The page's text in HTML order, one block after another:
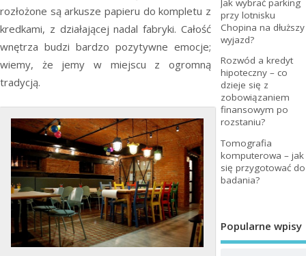
rozłożone są arkusze papieru do kompletu z
kredkami, z działającej nadal fabryki. Całość
wnętrza budzi bardzo pozytywne emocje;
wiemy, że jemy w miejscu z ogromną
tradycją.
Jak wybrać parking
przy lotnisku
Chopina na dłuższy
wyjazd?
Rozwód a kredyt
hipoteczny – co
dzieje się z
zobowiązaniem
finansowym po
rozstaniu?
Tomografia
komputerowa – jak
się przygotować do
badania?
Popularne wpisy